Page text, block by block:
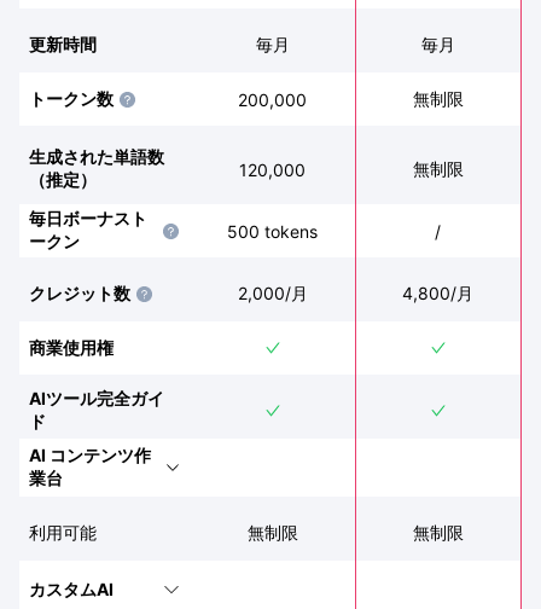
更新時間
トークン数
生成された単語数
（推定）
毎日ボーナスト
ークン
クレジット数
商業使用権
AIツール完全ガイ
ド
AI コンテンツ作
業台
利用可能
カスタムAI
毎月
200,000
120,000
500 tokens
2,000/月
無制限
毎月
無制限
無制限
/
4,800/月
無制限